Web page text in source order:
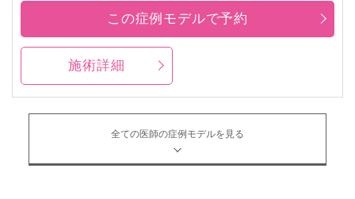
施術詳細
この症例モデルで予約
全ての医師の症例モデルを見る